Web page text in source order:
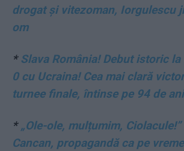
drogat și vitezoman, Iorgulescu
om
* Slava România! Debut istoric
0 cu Ucraina! Cea mai clară
turnee finale, întinse pe 94 de
*„Ole-ole, mulțumim,
Cancan, propagandă ca pe